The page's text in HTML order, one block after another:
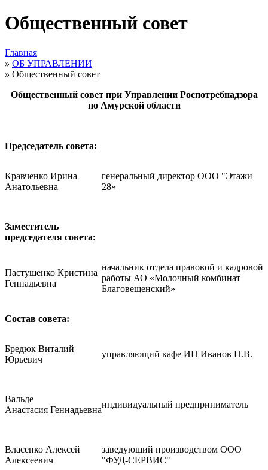
Общественный совет
Главная
» ОБ УПРАВЛЕНИИ
» Общественный совет
Общественный совет при Управлении Роспотребнадзора
по Амурской области
Председатель совета:
Кравченко Ирина
Анатольевна
генеральный директор ООО "Этажи
28»
Заместитель
председателя совета:
Пастушенко Кристина
Геннадьевна
начальник отдела правовой и кадровой
работы АО «Молочный комбинат
Благовещенский»
Состав совета:
Бредюк Виталий
Юрьевич
управляющий кафе ИП Иванов П.В.
Вальде
Анастасия Геннадьевна
индивидуальный предприниматель
Власенко Алексей
Алексеевич
заведующий производством ООО
"ФУД-СЕРВИС"